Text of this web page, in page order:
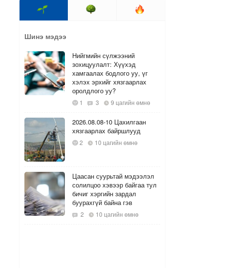
Шинэ мэдээ
Нийгмийн сүлжээний
зохицуулалт: Хүүхэд
хамгаалах бодлого уу, үг
хэлэх эрхийг хязгаарлах
оролдлого уу?
1 3 9 цагийн өмнө
2026.08.08-10 Цахилгаан
хязгаарлах байршлууд
2 10 цагийн өмнө
Цаасан суурьтай мэдээлэл
солилцоо хэвээр байгаа тул
бичиг хэргийн зардал
буурахгүй байна гэв
2 10 цагийн өмнө